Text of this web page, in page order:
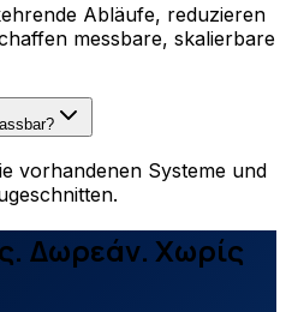
Abläufe, reduzieren
messbare, skalierbare
vorhandenen Systeme und
Δωρεάν. Χωρίς